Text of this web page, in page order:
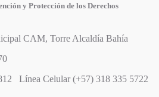
y Protección de los Derechos
CAM, Torre Alcaldía Bahía
Línea Celular (+57) 318 335 5722